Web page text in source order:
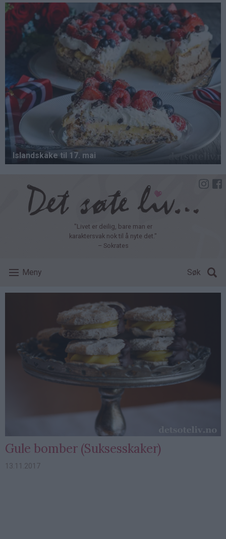
Hopp
hovedinnhold
"Livet er deilig, bare man er
karaktersvak nok til å nyte det."
– Sokrates
Meny Søk
Gule bomber (Suksesskaker)
13.11.2017